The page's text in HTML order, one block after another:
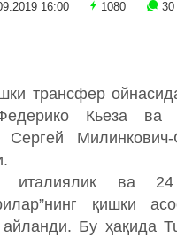
16:00 1080 30
трансфер
Кьеза ва
Сергей Милинкович-
италиялик ва
қишки
айланди. Бу ҳақида